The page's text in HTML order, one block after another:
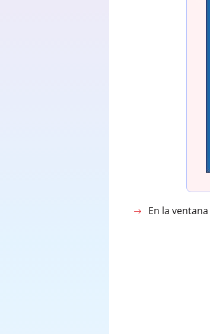
En la ventana